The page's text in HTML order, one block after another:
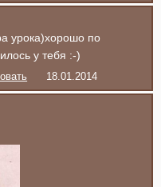
урока)хорошо по
у тебя :-)
18.01.2014